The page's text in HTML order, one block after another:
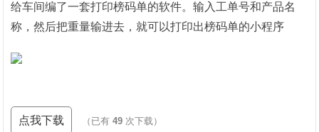
给车间编了一套打印榜码单的软件。输入工单号和产品名
称，然后把重量输进去，就可以打印出榜码单的小程序
点我下载 （已有49 次下载）